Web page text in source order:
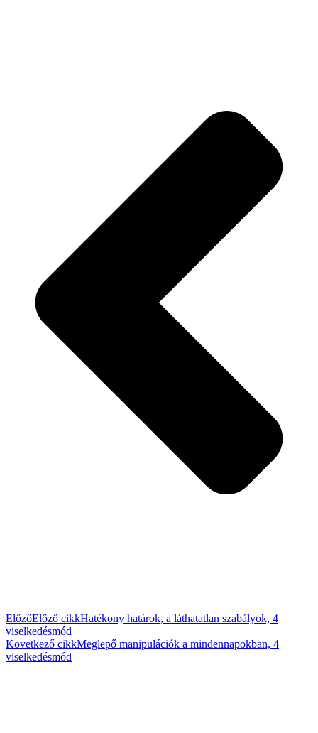
ElőzőElőző cikkHatékony határok, a láthatatlan szabályok, 4
viselkedésmód
Következő cikkMeglepő manipulációk a mindennapokban, 4
viselkedésmód